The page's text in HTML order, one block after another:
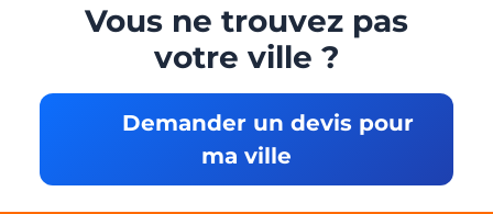
Monte escalier Nevers
Monte escalier Sens
Monte escalier Montbéliard
Vous ne trouvez pas
votre ville ?
Demander un devis pour
ma ville